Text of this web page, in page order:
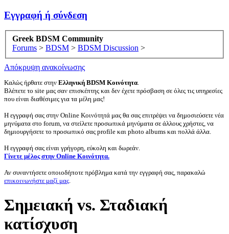
Εγγραφή ή σύνδεση
Greek BDSM Community
Forums > BDSM > BDSM Discussion >
Απόκρυψη ανακοίνωσης
Καλώς ήρθατε στην Ελληνική BDSM Κοινότητα.
Βλέπετε το site μας σαν επισκέπτης και δεν έχετε πρόσβαση σε όλες τις υπηρεσίες
που είναι διαθέσιμες για τα μέλη μας!
Η εγγραφή σας στην Online Κοινότητά μας θα σας επιτρέψει να δημοσιεύσετε νέα
μηνύματα στο forum, να στείλετε προσωπικά μηνύματα σε άλλους χρήστες, να
δημιουργήσετε το προσωπικό σας profile και photo albums και πολλά άλλα.
Η εγγραφή σας είναι γρήγορη, εύκολη και δωρεάν.
Γίνετε μέλος στην Online Κοινότητα.
Αν συναντήσετε οποιοδήποτε πρόβλημα κατά την εγγραφή σας, παρακαλώ
επικοινωνήστε μαζί μας.
Σημειακή vs. Σταδιακή
κατίσχυση